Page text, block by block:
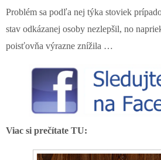
Problém sa podľa nej týka stoviek
stav odkázanej osoby nezlepšil, no
poisťovňa výrazne znížila …
Viac si prečítate TU: